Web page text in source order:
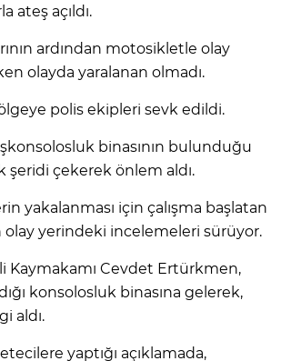
ateş açıldı.
ardından motosikletle olay
olayda yaralanan olmadı.
polis ekipleri sevk edildi.
binasının bulunduğu
şeridi çekerek önlem aldı.
yakalanması için çalışma başlatan
yerindeki incelemeleri sürüyor.
Kaymakamı Cevdet Ertürkmen,
konsolosluk binasına gelerek,
aldı.
yaptığı açıklamada,